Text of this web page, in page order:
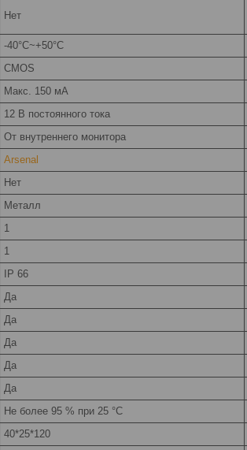
Нет
-40°С~+50°С
CMOS
Макс. 150 мА
12 В постоянного тока
От внутреннего монитора
Arsenal
Нет
Металл
1
1
IP 66
Да
Да
Да
Да
Да
Не более 95 % при 25 °С
40*25*120